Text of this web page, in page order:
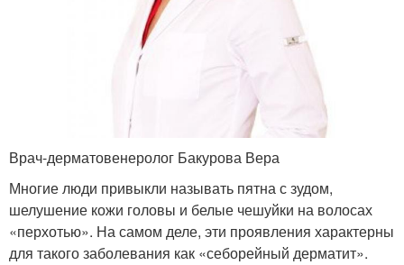
Врач-дерматовенеролог Бакурова Вера
Многие люди привыкли называть пятна с зудом,
шелушение кожи головы и белые чешуйки на волосах
«перхотью». На самом деле, эти проявления характерны
для такого заболевания как «себорейный дерматит».